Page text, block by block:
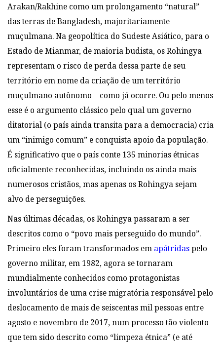
Arakan/Rakhine como um prolongamento “natural”
das terras de Bangladesh, majoritariamente
muçulmana. Na geopolítica do Sudeste Asiático, para o
Estado de Mianmar, de maioria budista, os Rohingya
representam o risco de perda dessa parte de seu
território em nome da criação de um território
muçulmano autônomo – como já ocorre. Ou pelo menos
esse é o argumento clássico pelo qual um governo
ditatorial (o país ainda transita para a democracia) cria
um “inimigo comum” e conquista apoio da população.
É significativo que o país conte 135 minorias étnicas
oficialmente reconhecidas, incluindo os ainda mais
numerosos cristãos, mas apenas os Rohingya sejam
alvo de perseguições.
Nas últimas décadas, os Rohingya passaram a ser
descritos como o “povo mais perseguido do mundo”.
Primeiro eles foram transformados em apátridaspelo
governo militar, em 1982, agora se tornaram
mundialmente conhecidos como protagonistas
involuntários de uma crise migratória responsável pelo
deslocamento de mais de seiscentas mil pessoas entre
agosto e novembro de 2017, num processo tão violento
que tem sido descrito como “limpeza étnica” (e até